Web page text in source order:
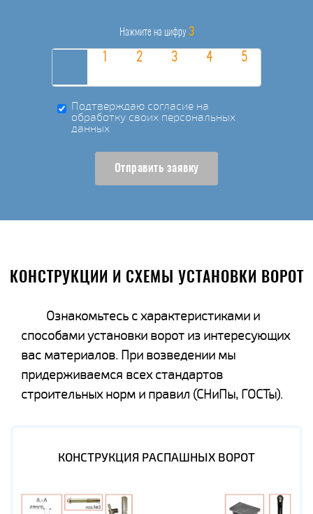
Нажмите на цифру 3
Подтверждаю согласие на
обработку своих персональных
данных
Отправить заявку
КОНСТРУКЦИИ И СХЕМЫ УСТАНОВКИ ВОРОТ
Ознакомьтесь с характеристиками и
способами установки ворот из интересующих
вас материалов. При возведении мы
придерживаемся всех стандартов
строительных норм и правил (СНиПы, ГОСТы).
КОНСТРУКЦИЯ РАСПАШНЫХ ВОРОТ